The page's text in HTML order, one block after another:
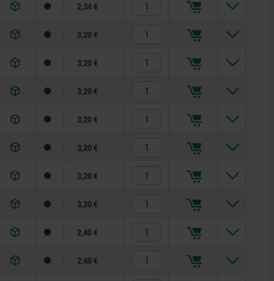
2,34 €
3,20 €
3,20 €
3,20 €
3,20 €
3,20 €
3,20 €
3,20 €
2,40 €
2,40 €